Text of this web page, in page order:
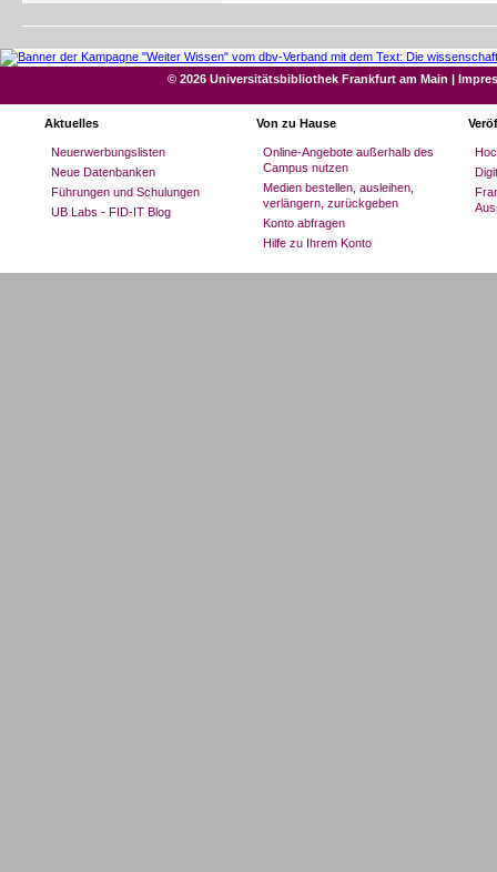
© 2026 Universitätsbibliothek Frankfurt am Main |
Aktuelles
Neuerwerbungslisten
Neue Datenbanken
Führungen und Schulungen
UB Labs - FID-IT Blog
Von zu Hause
Online-Angebote außerhalb des
Campus nutzen
Medien bestellen, ausleihen,
verlängern, zurückgeben
Konto abfragen
Hilfe zu Ihrem Konto